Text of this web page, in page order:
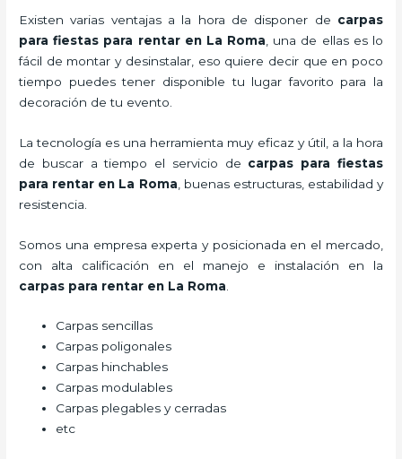
Existen varias ventajas a la hora de disponer de carpas
para fiestas para rentaren La Roma , una de ellas es lo
fácil de montar y desinstalar, eso quiere decir que en poco
tiempo puedes tener disponible tu lugar favorito para la
decoración de tu evento.
La tecnología es una herramienta muy eficaz y útil, a la hora
de buscar a tiempo el servicio de carpas para fiestas
para rentar en La Roma , buenas estructuras, estabilidad y
resistencia.
Somos una empresa experta y posicionada en el mercado,
con alta calificación en el manejo e instalación en la
carpas para rentar en La Roma
Carpas sencillas
Carpas poligonales
Carpas hinchables
Carpas modulables
Carpas plegables y cerradas
etc